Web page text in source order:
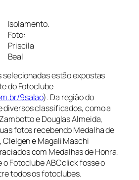
Isolamento.
Foto:
Priscila
Beal
selecionadas estão expostas
do Fotoclube
9salao). Da região do
diversos classificados, como a
e Douglas Almeida,
fotos recebendo Medalha de
Clelgen e Magali Maschi
com Medalhas de Honra,
o Fotoclube ABCclick fosse o
todos os fotoclubes.